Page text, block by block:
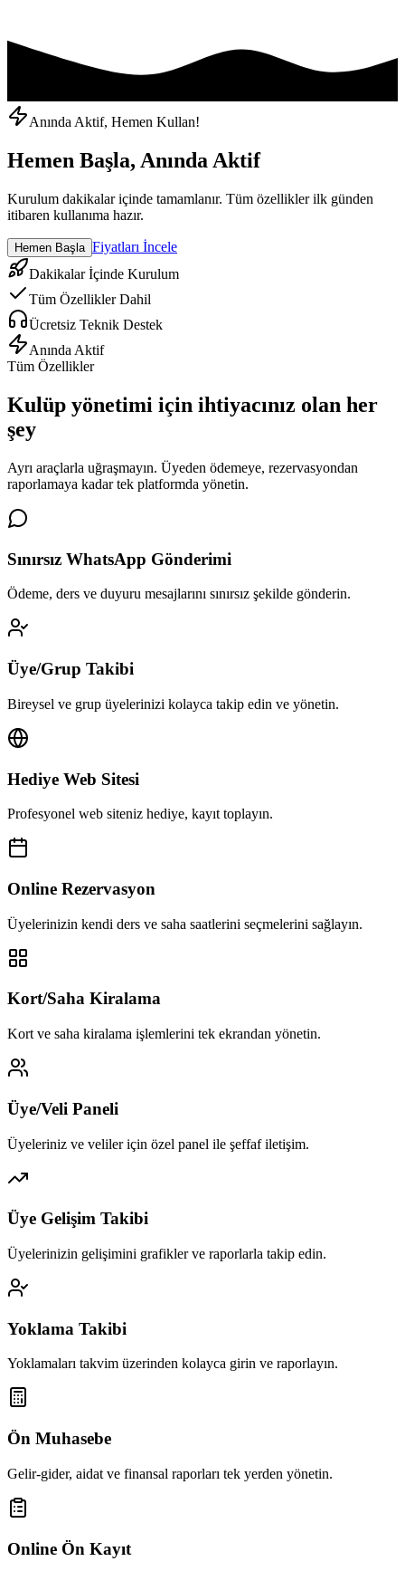
Anında Aktif, Hemen Kullan!
Hemen Başla, Anında Aktif
Kurulum dakikalar içinde tamamlanır. Tüm özellikler ilk günden
itibaren kullanıma hazır.
Hemen Başla Fiyatları İncele
Dakikalar İçinde Kurulum
Tüm Özellikler Dahil
Ücretsiz Teknik Destek
Anında Aktif
Tüm Özellikler
Kulüp yönetimi için ihtiyacınız olan her
şey
Ayrı araçlarla uğraşmayın. Üyeden ödemeye, rezervasyondan
raporlamaya kadar tek platformda yönetin.
Sınırsız WhatsApp Gönderimi
Ödeme, ders ve duyuru mesajlarını sınırsız şekilde gönderin.
Üye/Grup Takibi
Bireysel ve grup üyelerinizi kolayca takip edin ve yönetin.
Hediye Web Sitesi
Profesyonel web siteniz hediye, kayıt toplayın.
Online Rezervasyon
Üyelerinizin kendi ders ve saha saatlerini seçmelerini sağlayın.
Kort/Saha Kiralama
Kort ve saha kiralama işlemlerini tek ekrandan yönetin.
Üye/Veli Paneli
Üyeleriniz ve veliler için özel panel ile şeffaf iletişim.
Üye Gelişim Takibi
Üyelerinizin gelişimini grafikler ve raporlarla takip edin.
Yoklama Takibi
Yoklamaları takvim üzerinden kolayca girin ve raporlayın.
Ön Muhasebe
Gelir-gider, aidat ve finansal raporları tek yerden yönetin.
Online Ön Kayıt